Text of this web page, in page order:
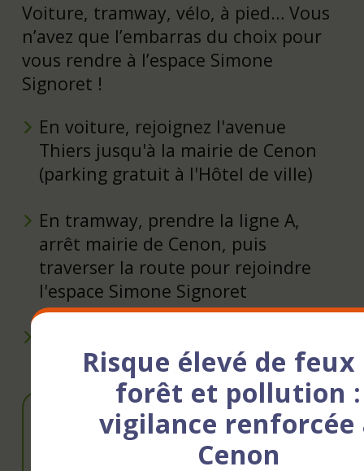
Voiture, tramway, vélo, à pied… Vous
n’avez que l’embarras du choix pour
vous rendre à l’espace Simone
Signoret !
En voiture, rejoignez l'avenue
Thiers jusqu'à la mairie de Cenon
(parking gratuit à l'Hôtel de ville)
En tramway, prendre la ligne A,
arrêt mairie de Cenon, puis
traverser la route pour rejoindre
l'espace Simone Signoret
Élu référent
Risque élevé de feux
forêt et pollution :
vigilance renforcée
Cenon